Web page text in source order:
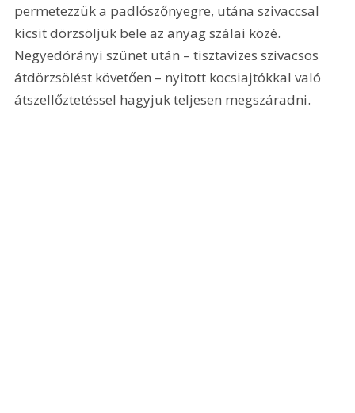
permetezzük a padlószőnyegre, utána szivaccsal
kicsit dörzsöljük bele az anyag szálai közé.
Negyedórányi szünet után – tisztavizes szivacsos
átdörzsölést követően – nyitott kocsiajtókkal való
átszellőztetéssel hagyjuk teljesen megszáradni.